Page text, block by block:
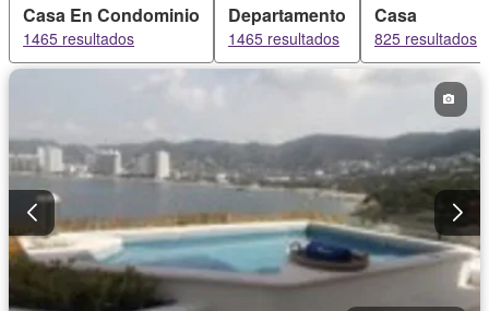
Casa En Condominio
1465 resultados
Departamento
1465 resultados
Casa
825 resultados